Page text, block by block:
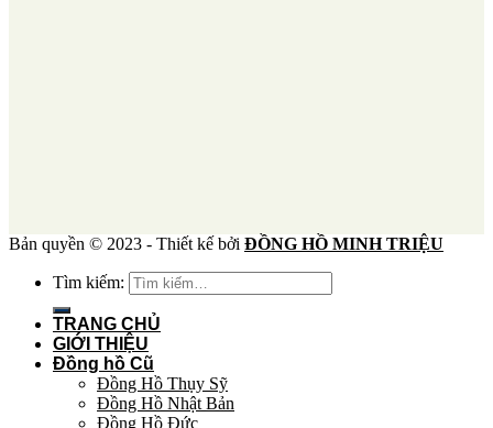
Bản quyền © 2023 - Thiết kế bởi ĐỒNG HỒ MINH TRIỆU
Tìm kiếm:
TRANG CHỦ
GIỚI THIỆU
Đồng hồ Cũ
Đồng Hồ Thụy Sỹ
Đồng Hồ Nhật Bản
Đồng Hồ Đức